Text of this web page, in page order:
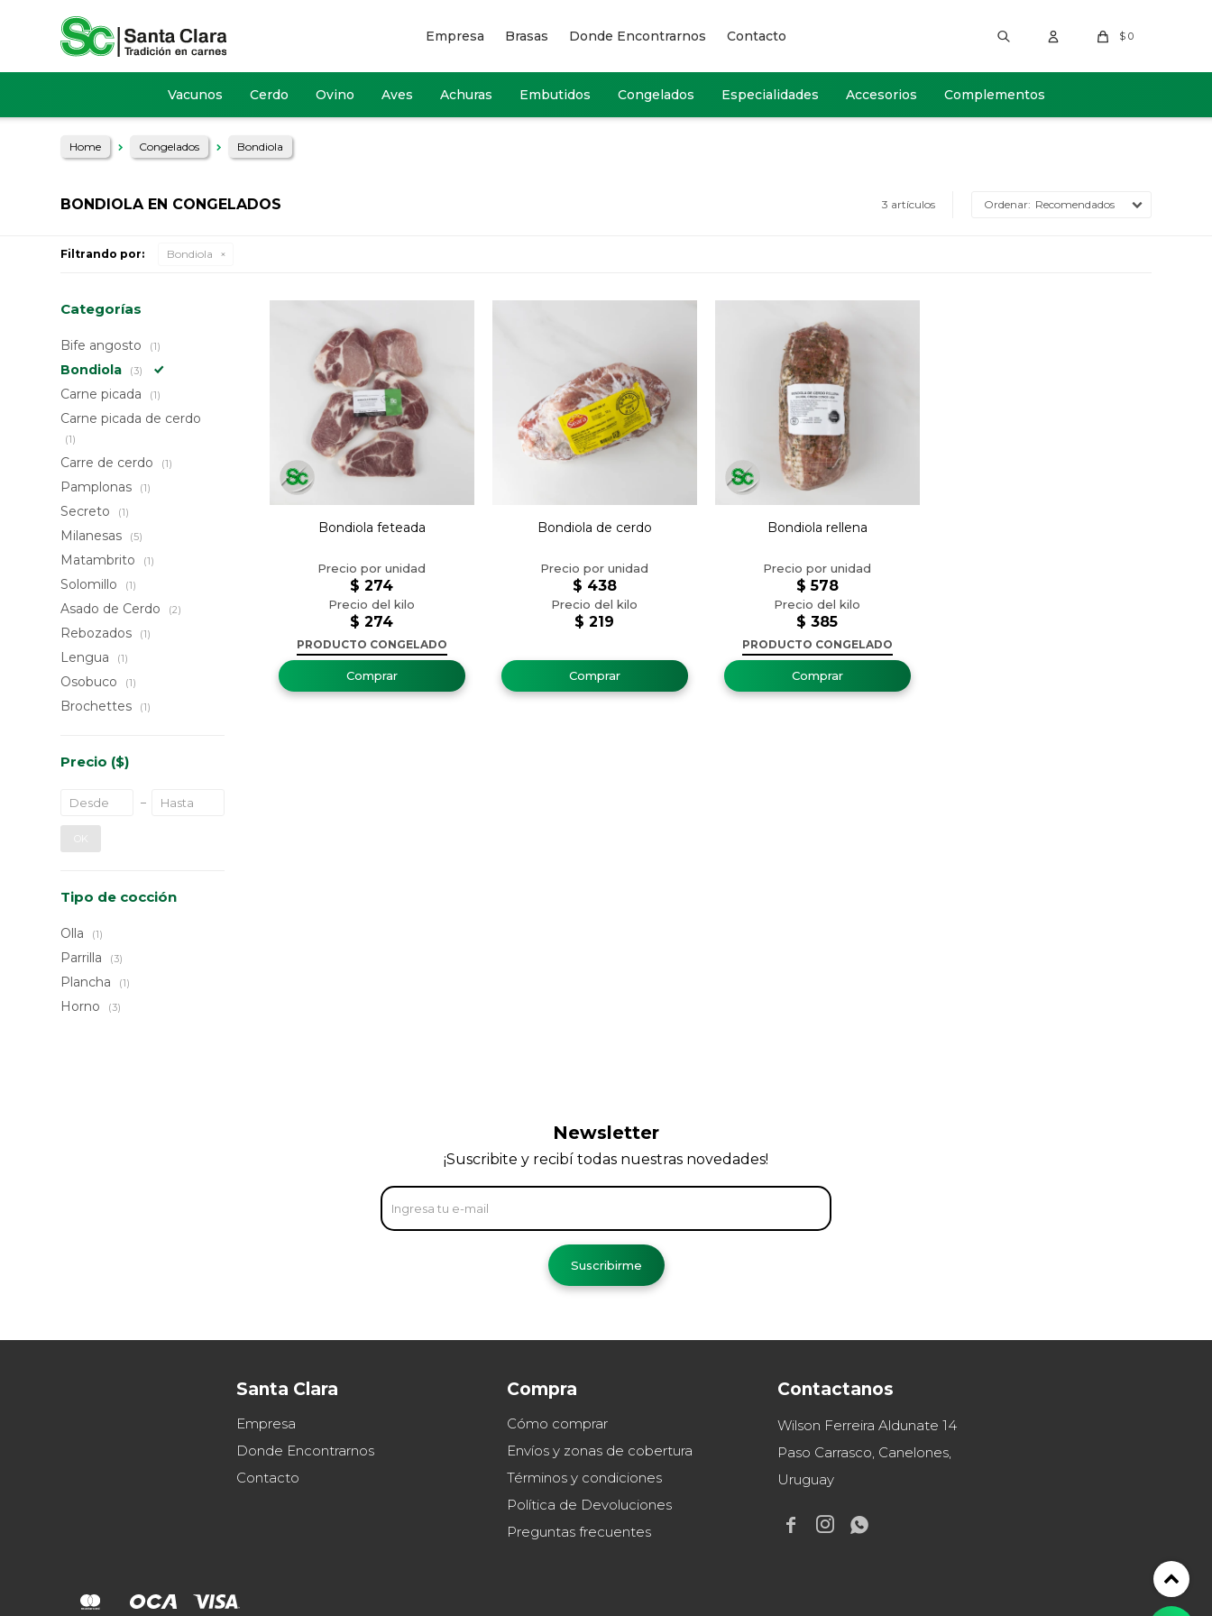
Vacunos Cerdo Ovino Aves Achuras Embutidos Congelados Especialidades Accesorios Complementos
$ 0
Empresa Brasas Donde Encontrarnos Contacto
Home Congelados Bondiola
BONDIOLA EN CONGELADOS 3 artículos Recomendados
Filtrando por: Bondiola
Bondiola feteada
$ 274
$ 274
PRODUCTO CONGELADO
Bondiola de cerdo
$ 219
$ 438
Bondiola rellena
$ 385
$ 578
PRODUCTO CONGELADO
Categorías
Bife angosto (1)
Bondiola (3)
Carne picada (1)
Carne picada de cerdo
(1)
Carre de cerdo (1)
Pamplonas (1)
Secreto (1)
Milanesas (5)
Matambrito (1)
Solomillo (1)
Asado de Cerdo (2)
Rebozados (1)
Lengua (1)
Osobuco (1)
Brochettes (1)
Precio ($)
OK
Tipo de cocción
Olla (1)
Parrilla (3)
Plancha (1)
Horno (3)
Santa Clara
Empresa
Donde Encontrarnos
Contacto
Compra
Cómo comprar
Envíos y zonas de cobertura
Términos y condiciones
Política de Devoluciones
Preguntas frecuentes
Contactanos
Wilson Ferreira Aldunate 14
Paso Carrasco, Canelones,
Uruguay
  
Newsletter
¡Suscribite y recibí todas nuestras novedades!
Suscribirme